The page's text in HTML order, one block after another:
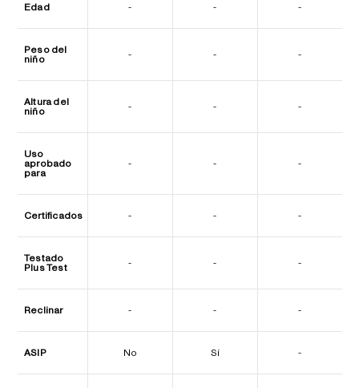
Edad - - -
Peso del
niño
- - -
Altura del
niño
- - -
Uso
aprobado
para
- - -
Certificados - - -
Testado
Plus Test
- - -
Reclinar - - -
ASIP No Sí -